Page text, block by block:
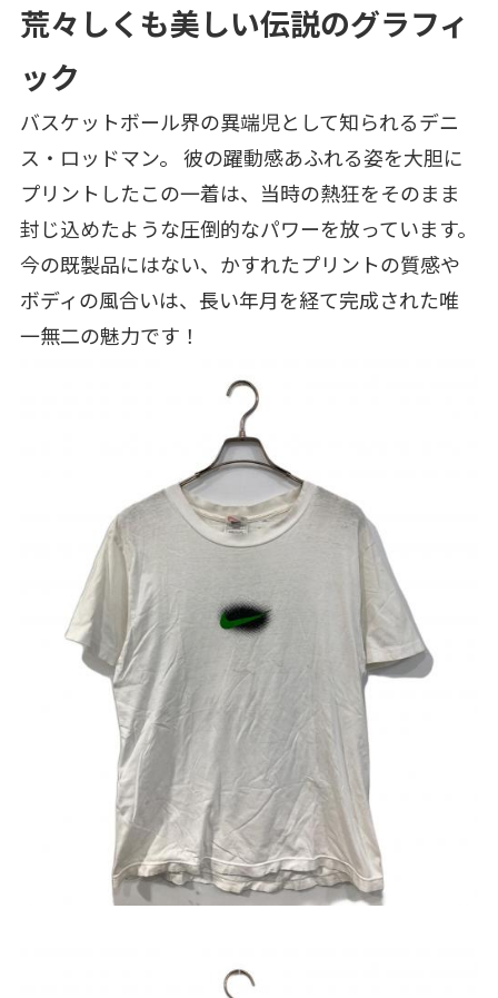
荒々しくも美しい伝説のグラフィ
ック
バスケットボール界の異端児として知られるデニ
ス・ロッドマン。 彼の躍動感あふれる姿を大胆に
プリントしたこの一着は、当時の熱狂をそのまま
封じ込めたような圧倒的なパワーを放っています。
今の既製品にはない、かすれたプリントの質感や
ボディの風合いは、長い年月を経て完成された唯
一無二の魅力です！